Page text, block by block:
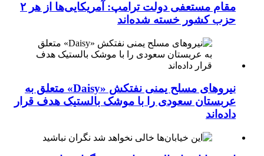
مقام مستعفی دولت ترامپ: آمریکایی‌ها از هر ۲
حزب کشور خسته شده‌اند
نیروهای مسلح یمنی نفتکش «Daisy» متعلق به
عربستان سعودی را با موشک بالستیک هدف قرار
داده‌اند